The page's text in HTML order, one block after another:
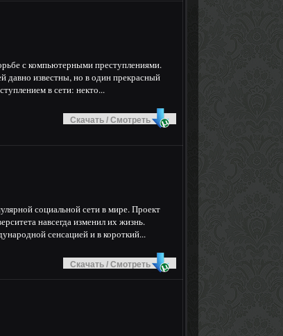
с компьютерными преступлениями.
известны, но в один прекрасный
в сети: некто...
Скачать / Смотреть
социальной сети в мире. Проект
навсегда изменил их жизнь.
сенсацией и в короткий...
Скачать / Смотреть